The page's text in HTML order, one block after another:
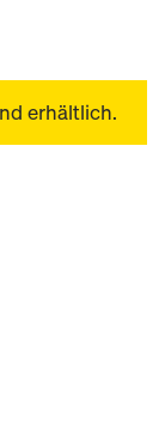
erhältlich.